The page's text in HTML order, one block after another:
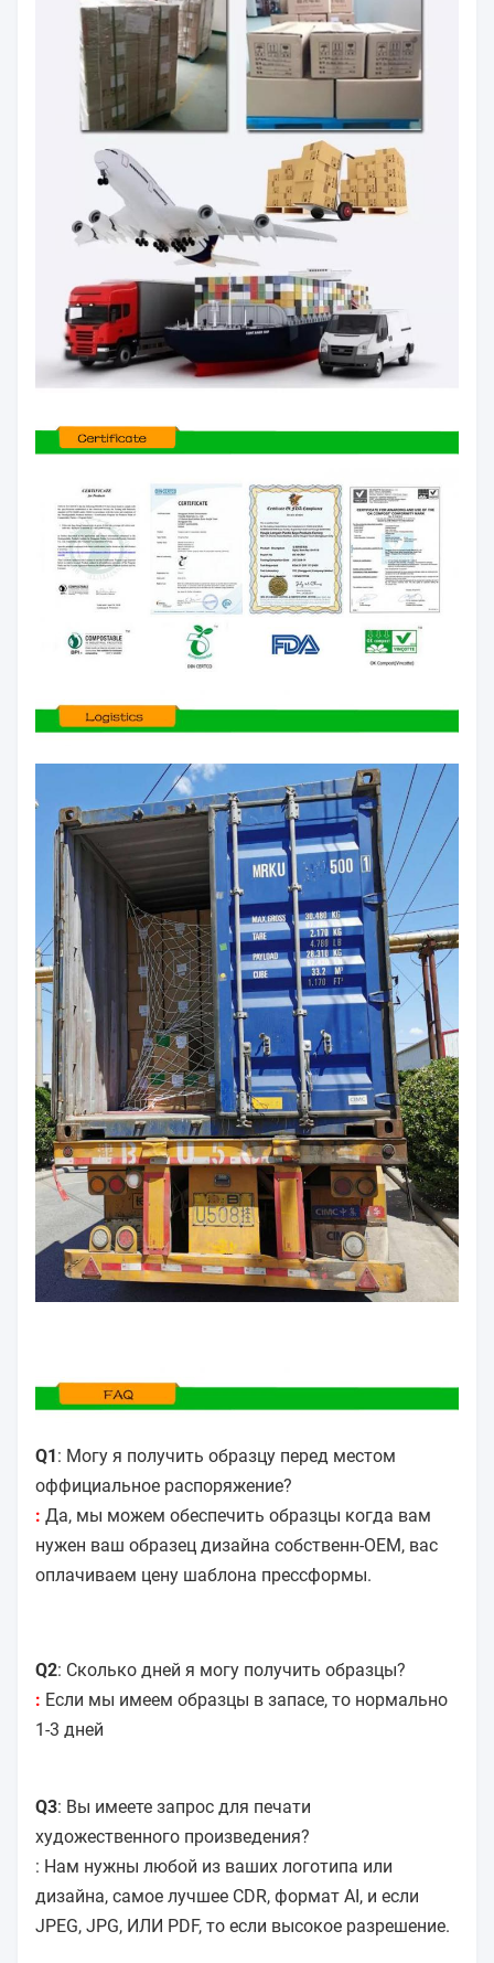
Q1: Могу я получить образцу перед местом
оффициальное распоряжение?
: Да, мы можем обеспечить образцы когда вам
нужен ваш образец дизайна собственн-OEM, вас
оплачиваем цену шаблона прессформы.
Q2: Сколько дней я могу получить образцы?
: Если мы имеем образцы в запасе, то нормально
1-3 дней
Q3: Вы имеете запрос для печати
художественного произведения?
: Нам нужны любой из ваших логотипа или
дизайна, самое лучшее CDR, формат AI, и если
JPEG, JPG, ИЛИ PDF, то если высокое разрешение.